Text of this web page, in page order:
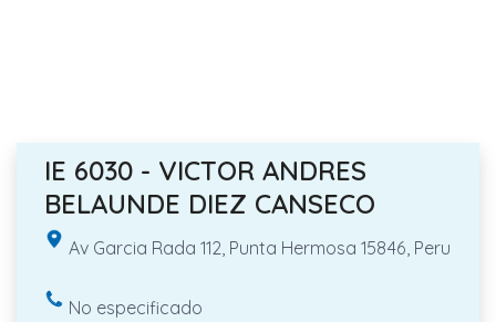
IE 6030 - VICTOR ANDRES
BELAUNDE DIEZ CANSECO
Av Garcia Rada 112, Punta Hermosa 15846, Peru
No especificado